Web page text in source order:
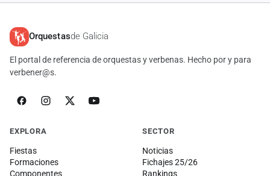
Orquestasde Galicia
El portal de referencia de orquestas y verbenas. Hecho por y para
verbener@s.
EXPLORA
Fiestas
Formaciones
Componentes
SECTOR
Noticias
Fichajes 25/26
Rankings